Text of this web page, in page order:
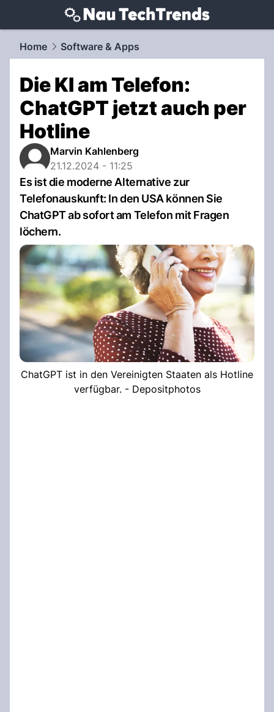
techtrends.NAU.ch
Home Software & Apps
Die KI am Telefon:
ChatGPT jetzt auch per
Hotline
Marvin Kahlenberg
21.12.2024 - 11:25
Es ist die moderne Alternative zur
Telefonauskunft: In den USA können Sie
ChatGPT ab sofort am Telefon mit Fragen
löchern.
ChatGPT ist in den Vereinigten Staaten als Hotline
verfügbar. - Depositphotos